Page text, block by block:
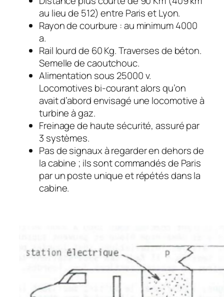
au lieu de 512) entre Paris et Lyon.
Rayon de courbure : au minimum 4000
a.
Rail lourd de 60 Kg. Traverses de béton.
Semelle de caoutchouc.
Alimentation sous 25000 v.
Locomotives bi-courant alors qu’on
avait d’abord envisagé une locomotive à
turbine à gaz.
Freinage de haute sécurité, assuré par
3 systèmes.
Pas de signaux à regarder en dehors de
la cabine ; ils sont commandés de Paris
par un poste unique et répétés dans la
cabine.